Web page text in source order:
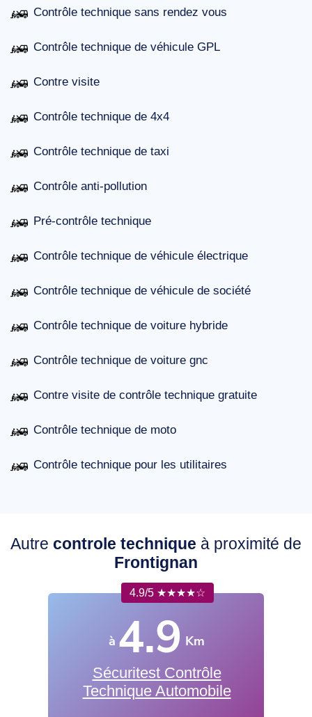
Contrôle technique sans rendez vous
Contrôle technique de véhicule GPL
Contre visite
Contrôle technique de 4x4
Contrôle technique de taxi
Contrôle anti-pollution
Pré-contrôle technique
Contrôle technique de véhicule électrique
Contrôle technique de véhicule de société
Contrôle technique de voiture hybride
Contrôle technique de voiture gnc
Contre visite de contrôle technique gratuite
Contrôle technique de moto
Contrôle technique pour les utilitaires
Autre controle technique à proximité de
Frontignan
4.9/5 ★★★★☆
à 4.9 Km
Sécuritest Contrôle
Technique Automobile